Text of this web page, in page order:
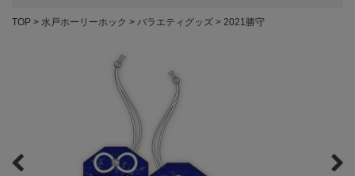
TOP 水戸ホーリーホック バラエティグッズ 2021勝守